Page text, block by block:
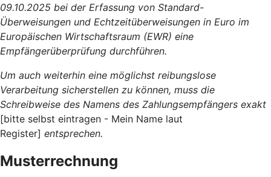
09.10.2025 bei der Erfassung von Standard-
Überweisungen und Echtzeitüberweisungen in Euro im
Europäischen Wirtschaftsraum (EWR) eine
Empfängerüberprüfung durchführen.
Um auch weiterhin eine möglichst reibungslose
Verarbeitung sicherstellen zu können, muss die
Schreibweise des Namens des Zahlungsempfängers exakt
[bitte selbst eintragen - Mein Name laut
Register] entsprechen.
Musterrechnung